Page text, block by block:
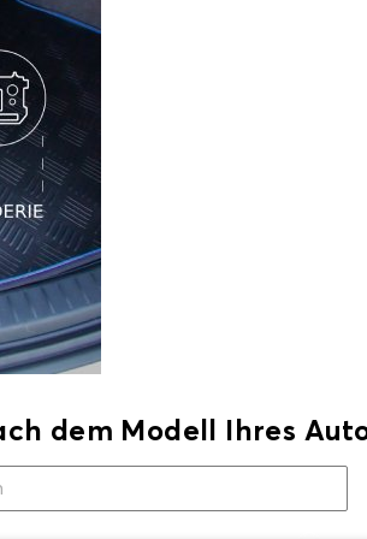
dem Modell Ihres